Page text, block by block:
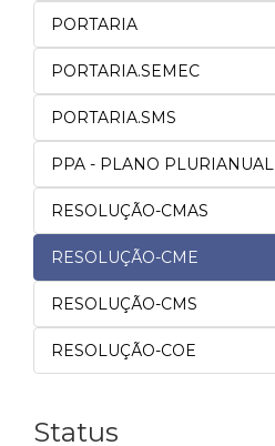
PORTARIA
PORTARIA.SEMEC
PORTARIA.SMS
PPA - PLANO PLURIANUAL
RESOLUÇÃO-CMAS
RESOLUÇÃO-CME
RESOLUÇÃO-CMS
RESOLUÇÃO-COE
Status